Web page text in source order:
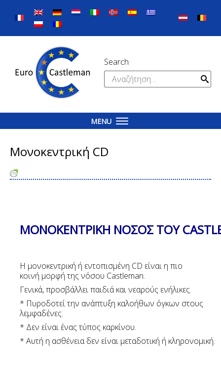
content
Search
Αναζήτηση
για:
MENU
Μονοκεντρική CD
ΜΟΝΟΚΕΝΤΡΙΚΗ ΝΟΣΟΣ ΤΟΥ
H μονοκεντρική ή εντοπισμένη CD είναι η πιο
κοινή μορφή της νόσου Castleman.
Γενικά, προσβάλλει παιδιά και νεαρούς ενήλικες.
* Πυροδοτεί την ανάπτυξη καλοήθων όγκων στους
λεμφαδένες.
* Δεν είναι ένας τύπος καρκίνου.
* Αυτή η ασθένεια δεν είναι μεταδοτική ή κληρονομική.